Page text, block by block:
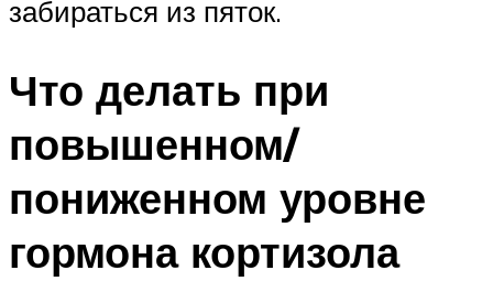
забираться из пяток.
Что делать при
повышенном/
пониженном уровне
гормона кортизола